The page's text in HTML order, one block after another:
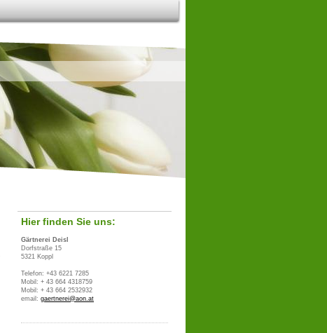
Hier finden Sie uns:
Gärtnerei Deisl
Dorfstraße 15
5321 Koppl
Telefon: +43 6221 7285
Mobil: + 43 664 4318759
Mobil: + 43 664 2532932
email: gaertnerei@aon.at